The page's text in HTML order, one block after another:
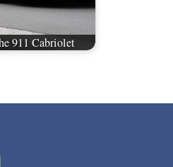
911 Cabriolet